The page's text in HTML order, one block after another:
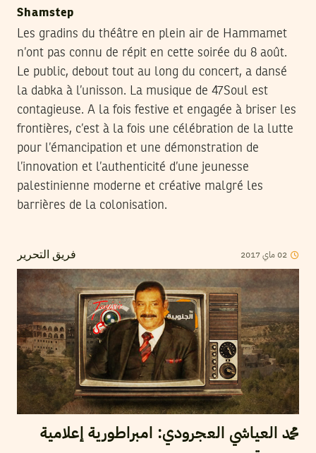
Shamstep
Les gradins du théâtre en plein air de Hammamet
n’ont pas connu de répit en cette soirée du 8 août.
Le public, debout tout au long du concert, a dansé
la dabka à l’unisson. La musique de 47Soul est
contagieuse. A la fois festive et engagée à briser les
frontières, c’est à la fois une célébration de la lutte
pour l’émancipation et une démonstration de
l’innovation et l’authenticité d’une jeunesse
palestinienne moderne et créative malgré les
barrières de la colonisation.
فريق التحرير 02ماي2017
محمد العياشي العجرودي: امبراطورية إعلامية